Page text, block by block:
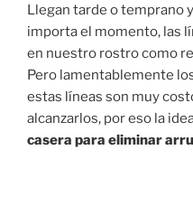
Llegan tarde o temprano
importa el momento, las
en nuestro rostro como
Pero lamentablemente
estas líneas son muy
alcanzarlos, por eso la
casera para eliminar